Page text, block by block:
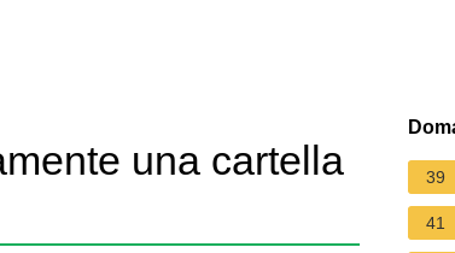
una cartella
39
41